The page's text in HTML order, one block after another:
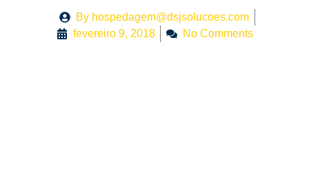
By hospedagem@dsjsolucoes.com
fevereiro 9, 2018
No Comments